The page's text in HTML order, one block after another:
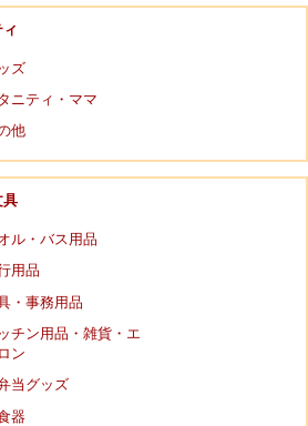
ズ
ニティ・ママ
他
具
ル・バス用品
用品
・事務用品
チン用品・雑貨・エ
ン
当グッズ
器